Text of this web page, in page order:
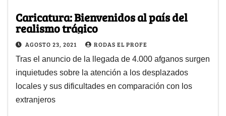
Caricatura: Bienvenidos al país del
realismo trágico
AGOSTO 23, 2021 RODAS EL PROFE
Tras el anuncio de la llegada de 4.000 afganos surgen
inquietudes sobre la atención a los desplazados
locales y sus dificultades en comparación con los
extranjeros